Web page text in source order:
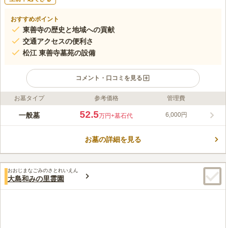
おすすめポイント
東善寺の歴史と地域への貢献
交通アクセスの便利さ
松江 東善寺墓苑の設備
コメント・口コミを見る
ライフドット編集部のコメント
東善寺は450年の歴史を持ち、地域社会に積極的に貢献する真言
好で、新小岩駅や船堀駅からのバス利用で最寄りバス停から徒歩
ー対応でどなたでも安心して利用できます。
口コミ評価
この霊園はまだ誰からも評価されていません。
お墓タイプ 参考価格 管理費
一般墓 52.5万円+墓石代 6,000円
お墓の詳細を見る
おおじまなごみのさとれいえん
大島和みの里霊園